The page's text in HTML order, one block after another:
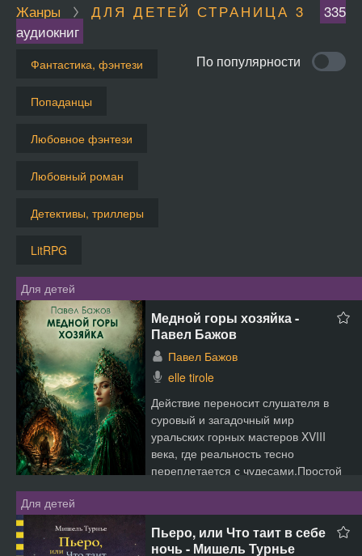
Жанры ДЛЯ ДЕТЕЙ СТРАНИЦА 3
335
аудиокниг
Фантастика, фэнтези
Попаданцы
Любовное фэнтези
Любовный роман
Детективы, триллеры
LitRPG
По популярности
Для детей
Медной горы хозяйка -
Павел Бажов
Павел Бажов
elle tirole
Действие переносит слушателя в
суровый и загадочный мир
уральских горных мастеров XVIII
века, где реальность тесно
переплетается с чудесами.Простой
ру...
Для детей
Пьеро, или Что таит в себе
ночь - Мишель Турнье